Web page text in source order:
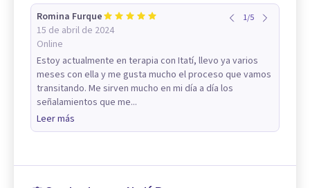
Romina Furque
15 de abril de 2024
Online
1/5
Estoy actualmente en terapia con Itatí, llevo ya varios
meses con ella y me gusta mucho el proceso que vamos
transitando. Me sirven mucho en mi día a día los
señalamientos que me...
Leer más